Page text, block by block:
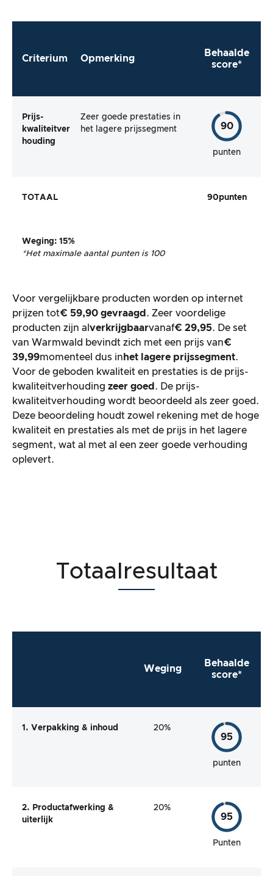
Criterium Opmerking
Behaalde
score*
Prijs-
kwaliteitver
houding
Zeer goede prestaties in
het lagere prijssegment
90
punten
TOTAAL 90punten
Weging: 15%
*Het maximale aantal punten is 100
Voor vergelijkbare producten worden op internet
prijzen tot€ 59,90 gevraagd . Zeer voordelige
producten zijn al verkrijgbaarvanaf€ 29,95. De set
van Warmwald bevindt zich met een prijs van€
39,99momenteel dus in het lagere prijssegment.
Voor de geboden kwaliteit en prestaties is de prijs-
kwaliteitverhouding zeer goed . De prijs-
kwaliteitverhouding wordt beoordeeld als zeer goed.
Deze beoordeling houdt zowel rekening met de hoge
kwaliteit en prestaties als met de prijs in het lagere
segment, wat al met al een zeer goede verhouding
oplevert.
Totaalresultaat
Weging
Behaalde
score*
1. Verpakking & inhoud 20%
95
punten
2. Productafwerking &
uiterlijk
20%
95
Punten